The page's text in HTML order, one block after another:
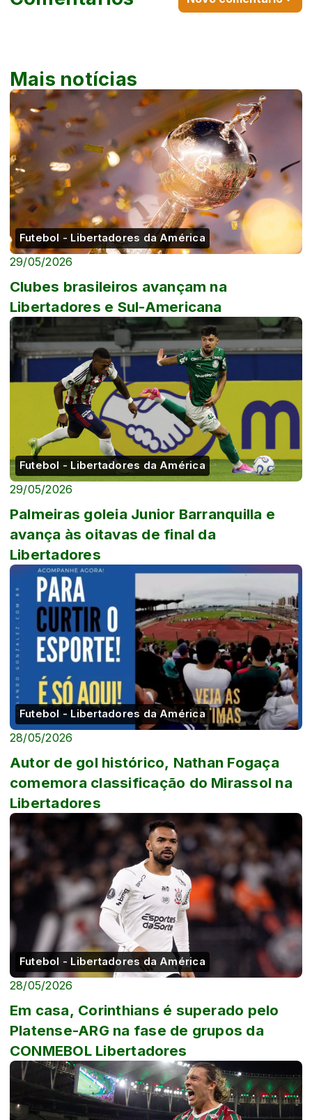
Mais notícias
Futebol - Libertadores da América
29/05/2026
Clubes brasileiros avançam na
Libertadores e Sul-Americana
Futebol - Libertadores da América
29/05/2026
Palmeiras goleia Junior Barranquilla e
avança às oitavas de final da
Libertadores
Futebol - Libertadores da América
28/05/2026
Autor de gol histórico, Nathan Fogaça
comemora classificação do Mirassol na
Libertadores
Futebol - Libertadores da América
28/05/2026
Em casa, Corinthians é superado pelo
Platense-ARG na fase de grupos da
CONMEBOL Libertadores